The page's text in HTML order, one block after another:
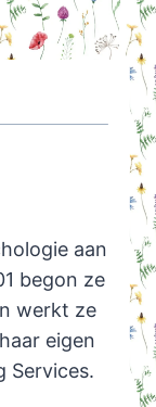
aan
begon ze
werkt ze
eigen
Services.